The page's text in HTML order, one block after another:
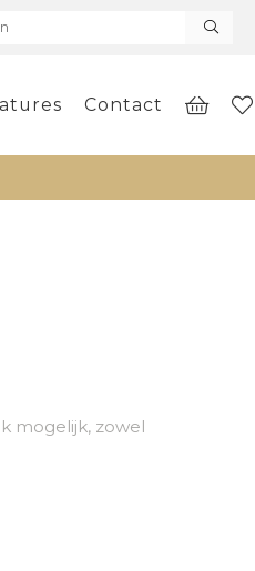
Contact
mogelijk, zowel